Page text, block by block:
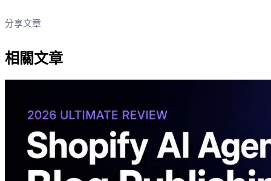
分享文章
相關文章